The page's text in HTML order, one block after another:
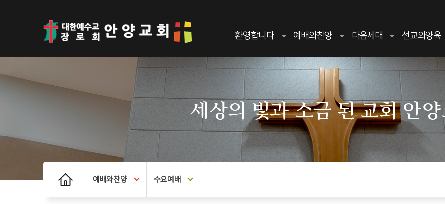
환영합니다 예배와찬양 다음세대 선교와양육
세상의 빛과 소금 된 교회 안
예배와찬양 수요예배